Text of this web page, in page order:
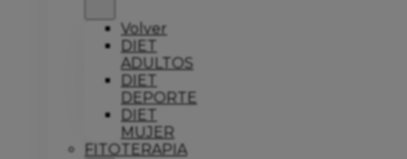
Volver
DIET
ADULTOS
DIET
DEPORTE
DIET
MUJER
FITOTERAPIA